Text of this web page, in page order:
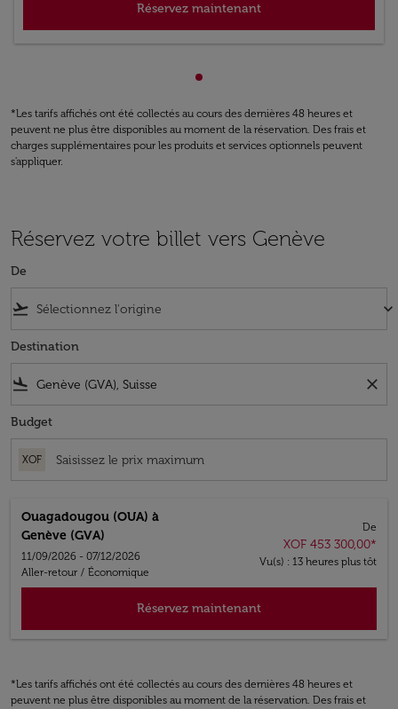
Réservez maintenant
Affichage de cmp-
*Les tarifs affichés ont été collectés au cours des dernières 48 heures et
peuvent ne plus être disponibles au moment de la réservation. Des frais et
charges supplémentaires pour les produits et services optionnels peuvent
s'appliquer.
Réservez votre billet vers Genève
De
flight_takeoff keyboard_arrow_down
Destination
flight_land close
Budget
XOF
Ouagadougou (OUA) à
Genève (GVA)
11/09/2026 - 07/12/2026
Aller-retour / Économique
De
XOF 453 300,00*
Vu(s) : 13 heures plus tôt
Réservez maintenant
*Les tarifs affichés ont été collectés au cours des dernières 48 heures et
peuvent ne plus être disponibles au moment de la réservation. Des frais et